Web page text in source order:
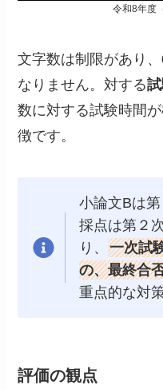
令和8年度
文字数は制限があり、
なりません。対する
数に対する試験時間
徴です。
小論文Bは第
採点は第２
り、 一次試
の、最終合
重点的な対
評価の観点